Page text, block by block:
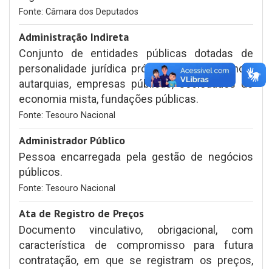
Fonte: Câmara dos Deputados
Administração Indireta
Conjunto de entidades públicas dotadas de
personalidade jurídica própria, compreendendo:
autarquias, empresas públicas, sociedades de
economia mista, fundações públicas.
Fonte: Tesouro Nacional
Administrador Público
Pessoa encarregada pela gestão de negócios
públicos.
Fonte: Tesouro Nacional
Ata de Registro de Preços
Documento vinculativo, obrigacional, com
característica de compromisso para futura
contratação, em que se registram os preços,